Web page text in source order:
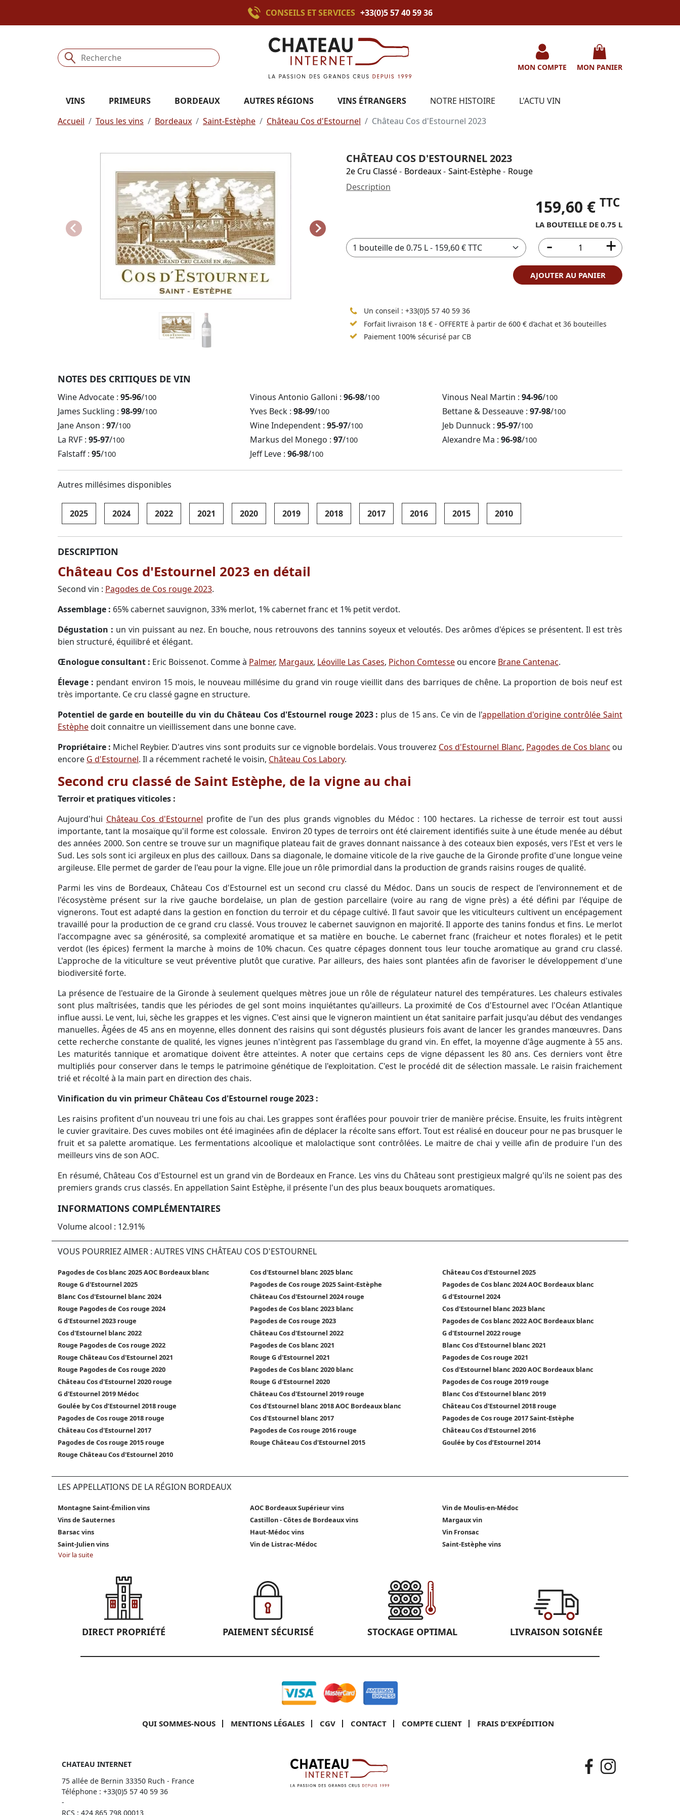
CONSEILS ET SERVICES +33(0)5 57 40 59 36
MON COMPTE MON PANIER
VINS PRIMEURS BORDEAUX AUTRES RÉGIONS VINS ÉTRANGERS NOTRE HISTOIRE
L'ACTU VIN
Accueil
Tous les vins Bordeaux Saint-Estèphe Château Cos d'Estournel Château Cos d'Estournel 2023
CHÂTEAU COS D'ESTOURNEL 2023
2e Cru Classé- Bordeaux- Saint-Estèphe- Rouge
Description
159,60 € TTC
LA BOUTEILLE DE 0.75 L
AJOUTER AU PANIER
Un conseil : +33(0)5 57 40 59 36
Forfait livraison 18 € - OFFERTE à partir de 600 € d’achat et 36 bouteilles
Paiement 100% sécurisé par CB
NOTES DES CRITIQUES DE VIN
Wine Advocate : 95-96/100 Vinous Antonio Galloni : 96-98/100 Vinous Neal Martin : 94-96/100
James Suckling : 98-99/100 Yves Beck : 98-99/100 Bettane & Desseauve : 97-98/100
Jane Anson : 97/100 Wine Independent : 95-97/100 Jeb Dunnuck : 95-97/100
La RVF : 95-97/100 Markus del Monego : 97/100 Alexandre Ma : 96-98/100
Falstaff : 95/100 Jeff Leve : 96-98/100
Autres millésimes disponibles
2025 2024 2022 2021 2020 2019 2018 2017 2016 2015 2010
DESCRIPTION
Château Cos d'Estournel 2023 en détail
Second vin : Pagodes de Cos rouge 2023.
Assemblage : 65% cabernet sauvignon, 33% merlot, 1% cabernet franc et 1% petit verdot.
Dégustation : un vin puissant au nez. En bouche, nous retrouvons des tannins soyeux et veloutés. Des arômes d'épices se présentent. Il est très
bien structuré, équilibré et élégant.
Œnologue consultant : Eric Boissenot. Comme à Palmer, Margaux, Léoville Las Cases, Pichon Comtesse ou encore Brane Cantenac.
Élevage : pendant environ 15 mois, le nouveau millésime du grand vin rouge vieillit dans des barriques de chêne. La proportion de bois neuf est
très importante. Ce cru classé gagne en structure.
Potentiel de garde en bouteille du vin du Château Cos d'Estournel rouge 2023 : plus de 15 ans. Ce vin de l'appellation d'origine contrôlée Saint
Estèphedoit connaitre un vieillissement dans une bonne cave.
Propriétaire : Michel Reybier. D'autres vins sont produits sur ce vignoble bordelais. Vous trouverez Cos d'Estournel Blanc, Pagodes de Cos blanc ou
encore G d'Estournel. Il a récemment racheté le voisin, Château Cos Labory.
Second cru classé de Saint Estèphe, de la vigne au chai
Terroir et pratiques viticoles :
Aujourd'hui Château Cos d'Estournel profite de l'un des plus grands vignobles du Médoc : 100 hectares. La richesse de terroir est tout aussi
importante, tant la mosaïque qu'il forme est colossale. Environ 20 types de terroirs ont été clairement identifiés suite à une étude menée au début
des années 2000. Son centre se trouve sur un magnifique plateau fait de graves donnant naissance à des coteaux bien exposés, vers l'Est et vers le
Sud. Les sols sont ici argileux en plus des cailloux. Dans sa diagonale, le domaine viticole de la rive gauche de la Gironde profite d'une longue veine
argileuse. Elle permet de garder de l'eau pour la vigne. Elle joue un rôle primordial dans la production de grands raisins rouges de qualité.
Parmi les vins de Bordeaux, Château Cos d'Estournel est un second cru classé du Médoc. Dans un soucis de respect de l'environnement et de
l'écosystème présent sur la rive gauche bordelaise, un plan de gestion parcellaire (voire au rang de vigne près) a été défini par l'équipe de
vignerons. Tout est adapté dans la gestion en fonction du terroir et du cépage cultivé. Il faut savoir que les viticulteurs cultivent un encépagement
travaillé pour la production de ce grand cru classé. Vous trouvez le cabernet sauvignon en majorité. Il apporte des tanins fondus et fins. Le merlot
l'accompagne avec sa générosité, sa complexité aromatique et sa matière en bouche. Le cabernet franc (fraicheur et notes florales) et le petit
verdot (les épices) ferment la marche à moins de 10% chacun. Ces quatre cépages donnent tous leur touche aromatique au grand cru classé.
L'approche de la viticulture se veut préventive plutôt que curative. Par ailleurs, des haies sont plantées afin de favoriser le développement d'une
biodiversité forte.
La présence de l'estuaire de la Gironde à seulement quelques mètres joue un rôle de régulateur naturel des températures. Les chaleurs estivales
sont plus maîtrisées, tandis que les périodes de gel sont moins inquiétantes qu'ailleurs. La proximité de Cos d'Estournel avec l'Océan Atlantique
influe aussi. Le vent, lui, sèche les grappes et les vignes. C'est ainsi que le vigneron maintient un état sanitaire parfait jusqu'au début des vendanges
manuelles. Âgées de 45 ans en moyenne, elles donnent des raisins qui sont dégustés plusieurs fois avant de lancer les grandes manœuvres. Dans
cette recherche constante de qualité, les vignes jeunes n'intègrent pas l'assemblage du grand vin. En effet, la moyenne d'âge augmente à 55 ans.
Les maturités tannique et aromatique doivent être atteintes. A noter que certains ceps de vigne dépassent les 80 ans. Ces derniers vont être
multipliés pour conserver dans le temps le patrimoine génétique de l'exploitation. C'est le procédé dit de sélection massale. Le raisin fraichement
trié et récolté à la main part en direction des chais.
Vinification du vin primeur Château Cos d'Estournel rouge 2023 :
Les raisins profitent d'un nouveau tri une fois au chai. Les grappes sont éraflées pour pouvoir trier de manière précise. Ensuite, les fruits intègrent
le cuvier gravitaire. Des cuves mobiles ont été imaginées afin de déplacer la récolte sans effort. Tout est réalisé en douceur pour ne pas brusquer le
fruit et sa palette aromatique. Les fermentations alcoolique et malolactique sont contrôlées. Le maitre de chai y veille afin de produire l'un des
meilleurs vins de son AOC.
En résumé, Château Cos d'Estournel est un grand vin de Bordeaux en France. Les vins du Château sont prestigieux malgré qu'ils ne soient pas des
premiers grands crus classés. En appellation Saint Estèphe, il présente l'un des plus beaux bouquets aromatiques.
INFORMATIONS COMPLÉMENTAIRES
Volume alcool : 12.91%
VOUS POURRIEZ AIMER : AUTRES VINS CHÂTEAU COS D'ESTOURNEL
Pagodes de Cos blanc 2025 AOC Bordeaux blanc Cos d'Estournel blanc 2025 blanc
Château Cos d'Estournel 2025
Rouge G d'Estournel 2025
Pagodes de Cos rouge 2025 Saint-Estèphe
Pagodes de Cos blanc 2024 AOC Bordeaux blanc
Blanc Cos d'Estournel blanc 2024
Château Cos d'Estournel 2024 rouge
G d'Estournel 2024
Rouge Pagodes de Cos rouge 2024
Pagodes de Cos blanc 2023 blanc
Cos d'Estournel blanc 2023 blanc
G d'Estournel 2023 rouge
Pagodes de Cos rouge 2023
Pagodes de Cos blanc 2022 AOC Bordeaux blanc
Cos d'Estournel blanc 2022
Château Cos d'Estournel 2022
G d'Estournel 2022 rouge
Rouge Pagodes de Cos rouge 2022
Pagodes de Cos blanc 2021
Blanc Cos d'Estournel blanc 2021
Rouge Château Cos d'Estournel 2021
Rouge G d'Estournel 2021
Pagodes de Cos rouge 2021
Rouge Pagodes de Cos rouge 2020
Pagodes de Cos blanc 2020 blanc
Cos d'Estournel blanc 2020 AOC Bordeaux blanc
Château Cos d'Estournel 2020 rouge
Rouge G d'Estournel 2020
Pagodes de Cos rouge 2019 rouge
G d'Estournel 2019 Médoc
Château Cos d'Estournel 2019 rouge
Blanc Cos d'Estournel blanc 2019
Goulée by Cos d’Estournel 2018 rouge
Cos d'Estournel blanc 2018 AOC Bordeaux blanc
Château Cos d'Estournel 2018 rouge
Pagodes de Cos rouge 2018 rouge
Cos d'Estournel blanc 2017
Pagodes de Cos rouge 2017 Saint-Estèphe
Château Cos d'Estournel 2017
Pagodes de Cos rouge 2016 rouge
Château Cos d'Estournel 2016
Pagodes de Cos rouge 2015 rouge
Rouge Château Cos d'Estournel 2015
Goulée by Cos d’Estournel 2014
Rouge Château Cos d'Estournel 2010
LES APPELLATIONS DE LA RÉGION BORDEAUX
Montagne Saint-Émilion vins AOC Bordeaux Supérieur vins
Vin de Moulis-en-Médoc
Vins de Sauternes
Castillon - Côtes de Bordeaux vins
Margaux vin
Barsac vins
Haut-Médoc vins
Vin Fronsac
Saint-Julien vins
Vin de Listrac-Médoc
Saint-Estèphe vins
Voir la suite
DIRECT PROPRIÉTÉ PAIEMENT SÉCURISÉ STOCKAGE OPTIMAL LIVRAISON SOIGNÉE
QUI SOMMES-NOUS MENTIONS LÉGALES CGV CONTACT COMPTE CLIENT FRAIS D'EXPÉDITION
CHATEAU INTERNET
75 allée de Bernin 33350 Ruch - France
Téléphone : +33(0)5 57 40 59 36
-
RCS : 424 865 798 00013